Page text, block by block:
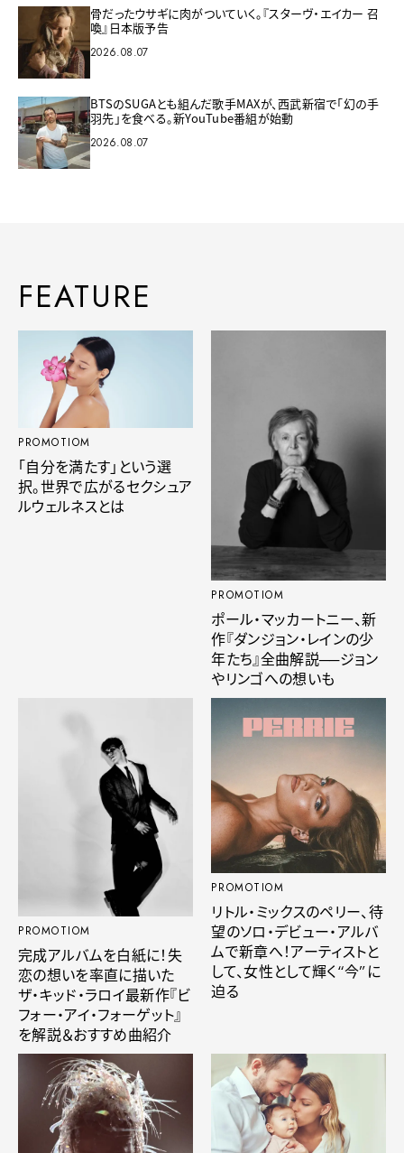
骨だったウサギに肉がついていく。『スターヴ・エイカー 召
喚』日本版予告
2026.08.07
BTSのSUGAとも組んだ歌手MAXが、西武新宿で「幻の手
羽先」を食べる。新YouTube番組が始動
2026.08.07
FEATURE
PROMOTIOM
「自分を満たす」という選
択。世界で広がるセクシュア
ルウェルネスとは
PROMOTIOM
ポール・マッカートニー、新
作『ダンジョン・レインの少
年たち』全曲解説──ジョン
やリンゴへの想いも
PROMOTIOM
完成アルバムを白紙に！失
恋の想いを率直に描いた
ザ・キッド・ラロイ最新作『ビ
フォー・アイ・フォーゲット』
を解説＆おすすめ曲紹介
PROMOTIOM
リトル・ミックスのペリー、待
望のソロ・デビュー・アルバ
ムで新章へ！アーティストと
して、女性として輝く“今”に
迫る